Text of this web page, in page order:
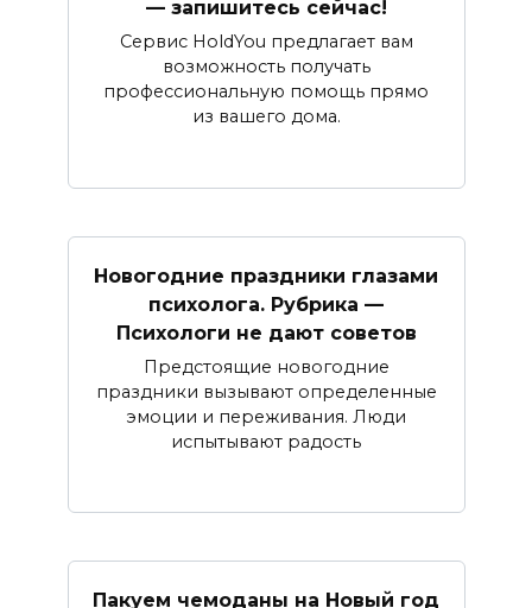
— запишитесь сейчас!
Сервис HoldYou предлагает вам
возможность получать
профессиональную помощь прямо
из вашего дома.
Новогодние праздники глазами
психолога. Рубрика —
Психологи не дают советов
Предстоящие новогодние
праздники вызывают определенные
эмоции и переживания. Люди
испытывают радость
Пакуем чемоданы на Новый год